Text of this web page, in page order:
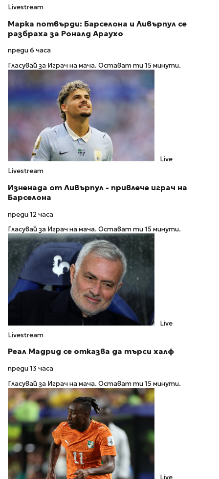
Livestream
Марка потвърди: Барселона и Ливърпул се
разбраха за Роналд Араухо
преди 6 часа
Гласувай за Играч на мача. Остават ти 15 минути.
Live
Livestream
Изненада от Ливърпул - привлече играч на
Барселона
преди 12 часа
Гласувай за Играч на мача. Остават ти 15 минути.
Live
Livestream
Реал Мадрид се отказва да търси халф
преди 13 часа
Гласувай за Играч на мача. Остават ти 15 минути.
Live